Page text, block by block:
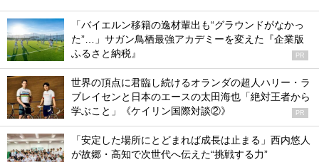
「バイエルン移籍の逸材輩出も“グラウンドがなかっ
た”…」サガン鳥栖最強アカデミーを変えた『企業版
ふるさと納税』
PR
世界の頂点に君臨し続けるオランダの超人ハリー・ラ
ブレイセンと日本のエースの太田海也「絶対王者から
学ぶこと」《ケイリン国際対談②》
PR
「安定した場所にとどまれば成長は止まる」西内悠人
が故郷・高知で次世代へ伝えた“挑戦する力”